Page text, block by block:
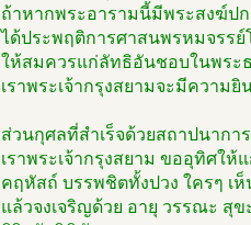
ถ้าหากพระอารามนี้มีพระสงฆ์ป
ได้ประพฤติการศาสนพรหมจรรย์
ให้สมควรแก่ลัทธิอันชอบในพระ
เราพระเจ้ากรุงสยามจะมีความ
ส่วนกุศลที่สำเร็จด้วยสถาปนากา
เราพระเจ้ากรุงสยาม ขออุทิศใ
คฤหัสถ์ บรรพชิตทั้งปวง ใครๆ
แล้วจงเจริญด้วย อายุ วรรณะ สุ